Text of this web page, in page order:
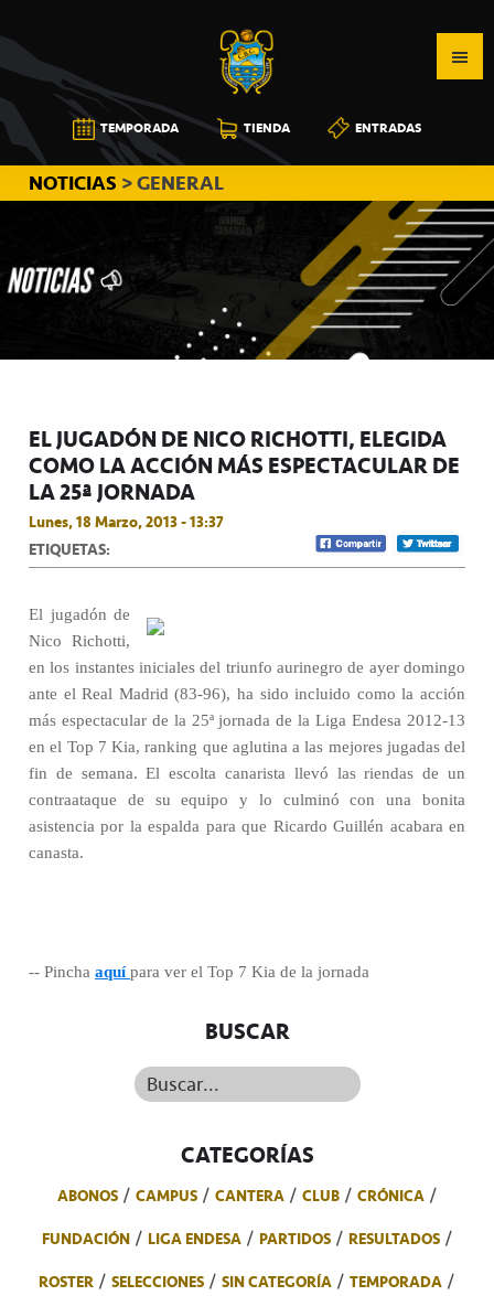
a
la
navegación
principal
al
contenido
principal
a
la
barra
lateral
principal
CB
CANARIAS
TEMPORADA TIENDA ENTRADAS
NOTICIAS > GENERAL
EL JUGADÓN DE NICO RICHOTTI, ELEGIDA
COMO LA ACCIÓN MÁS ESPECTACULAR DE
LA 25ª JORNADA
Lunes, 18 Marzo, 2013 - 13:37
ETIQUETAS:
El jugadón de
Nico Richotti,
en los instantes iniciales del triunfo aurinegro de ayer domingo
ante el Real Madrid (83-96), ha sido incluido como la acción
más espectacular de la 25ª jornada de la Liga Endesa 2012-13
en el Top 7 Kia, ranking que aglutina a las mejores jugadas del
fin de semana. El escolta canarista llevó las riendas de un
contraataque de su equipo y lo culminó con una bonita
asistencia por la espalda para que Ricardo Guillén acabara en
canasta.
-- Pincha aquípara ver el Top 7 Kia de la jornada
BUSCAR
Buscar...
CATEGORÍAS
ABONOS CAMPUS CANTERA CLUB
CRÓNICA
FUNDACIÓN
LIGA ENDESA PARTIDOS
RESULTADOS
ROSTER
SELECCIONES SIN CATEGORÍA
TEMPORADA